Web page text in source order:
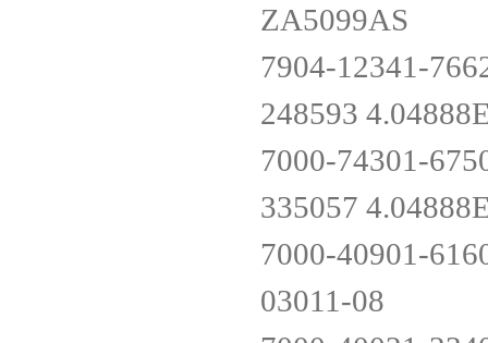
ZA5099AS
7904-12341-
248593
7000-74301-
335057
7000-40901-
03011-08